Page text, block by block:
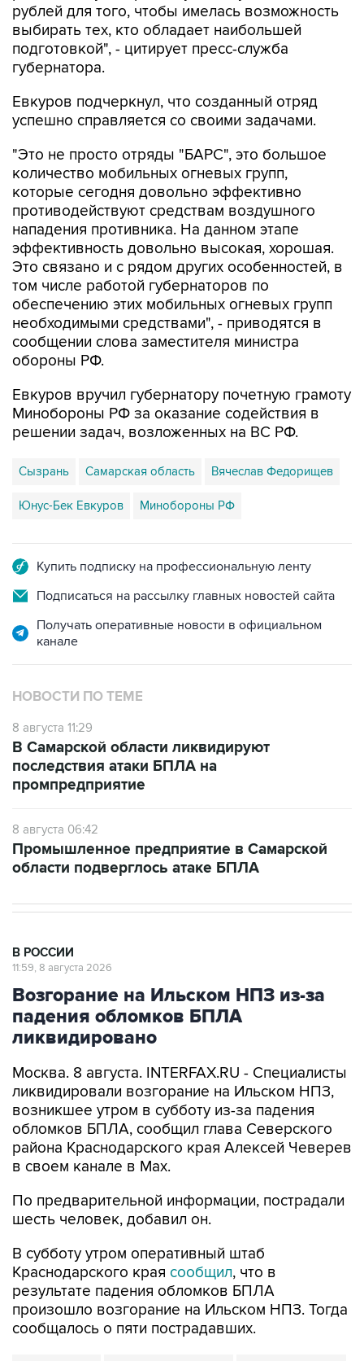
рублей для того, чтобы имелась возможность
выбирать тех, кто обладает наибольшей
подготовкой", - цитирует пресс-служба
губернатора.
Евкуров подчеркнул, что созданный отряд
успешно справляется со своими задачами.
"Это не просто отряды "БАРС", это большое
количество мобильных огневых групп,
которые сегодня довольно эффективно
противодействуют средствам воздушного
нападения противника. На данном этапе
эффективность довольно высокая, хорошая.
Это связано и с рядом других особенностей, в
том числе работой губернаторов по
обеспечению этих мобильных огневых групп
необходимыми средствами", - приводятся в
сообщении слова заместителя министра
обороны РФ.
Евкуров вручил губернатору почетную грамоту
Минобороны РФ за оказание содействия в
решении задач, возложенных на ВС РФ.
Сызрань Самарская область Вячеслав Федорищев
Юнус-Бек Евкуров Минобороны РФ
Купить подписку на профессиональную ленту
Подписаться на рассылку главных новостей сайта
Получать оперативные новости в официальном
канале
НОВОСТИ ПО ТЕМЕ
8 августа 11:29
В Самарской области ликвидируют
последствия атаки БПЛА на
промпредприятие
8 августа 06:42
Промышленное предприятие в Самарской
области подверглось атаке БПЛА
В РОССИИ
11:59, 8 августа 2026
Возгорание на Ильском НПЗ из-за
падения обломков БПЛА
ликвидировано
Москва. 8 августа. INTERFAX.RU - Специалисты
ликвидировали возгорание на Ильском НПЗ,
возникшее утром в субботу из-за падения
обломков БПЛА, сообщил глава Северского
района Краснодарского края Алексей Чеверев
в своем канале в Max.
По предварительной информации, пострадали
шесть человек, добавил он.
В субботу утром оперативный штаб
Краснодарского края сообщил, что в
результате падения обломков БПЛА
произошло возгорание на Ильском НПЗ. Тогда
сообщалось о пяти пострадавших.